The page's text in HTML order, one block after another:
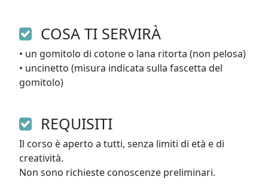
COSA TI SERVIRÀ
• un gomitolo di cotone o lana ritorta (non pelosa)
• uncinetto (misura indicata sulla fascetta del
gomitolo)
REQUISITI
Il corso è aperto a tutti, senza limiti di età e di
creatività.
Non sono richieste conoscenze preliminari.